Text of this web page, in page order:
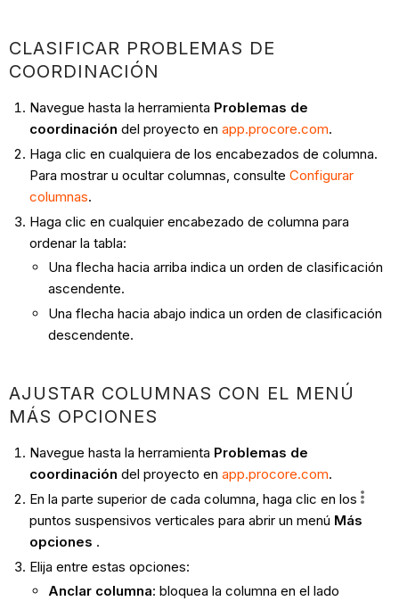
CLASIFICAR PROBLEMAS DE
COORDINACIÓN
Navegue hasta la herramienta Problemas de
coordinación del proyecto en app.procore.com.
Haga clic en cualquiera de los encabezados de columna.
Para mostrar u ocultar columnas, consulte Configurar
columnas.
Haga clic en cualquier encabezado de columna para
ordenar la tabla:
Una flecha hacia arriba indica un orden de clasificación
ascendente.
Una flecha hacia abajo indica un orden de clasificación
descendente.
AJUSTAR COLUMNAS CON EL MENÚ
MÁS OPCIONES
Navegue hasta la herramienta Problemas de
coordinación del proyecto en app.procore.com.
En la parte superior de cada columna, haga clic en los
puntos suspensivos verticales para abrir un menú Más
opciones .
Elija entre estas opciones:
Anclar columna: bloquea la columna en el lado